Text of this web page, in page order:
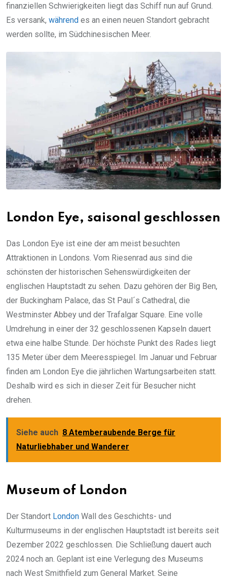
finanziellen Schwierigkeiten liegt das Schiff nun auf Grund.
Es versank, während es an einen neuen Standort gebracht
werden sollte, im Südchinesischen Meer.
London Eye, saisonal geschlossen
Das London Eye ist eine der am meist besuchten
Attraktionen in Londons. Vom Riesenrad aus sind die
schönsten der historischen Sehenswürdigkeiten der
englischen Hauptstadt zu sehen. Dazu gehören der Big Ben,
der Buckingham Palace, das St Paul´s Cathedral, die
Westminster Abbey und der Trafalgar Square. Eine volle
Umdrehung in einer der 32 geschlossenen Kapseln dauert
etwa eine halbe Stunde. Der höchste Punkt des Rades liegt
135 Meter über dem Meeresspiegel. Im Januar und Februar
finden am London Eye die jährlichen Wartungsarbeiten statt.
Deshalb wird es sich in dieser Zeit für Besucher nicht
drehen.
Siehe auch 8 Atemberaubende Berge für
Naturliebhaber und Wanderer
Museum of London
Der Standort London Wall des Geschichts- und
Kulturmuseums in der englischen Hauptstadt ist bereits seit
Dezember 2022 geschlossen. Die Schließung dauert auch
2024 noch an. Geplant ist eine Verlegung des Museums
nach West Smithfield zum General Market. Seine